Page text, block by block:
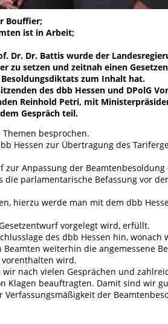
Bouffier;
ist in Arbeit;
Dr. Dr. Battis wurde der
zu setzen und zeitnah einen
zum Inhalt hat.
des dbb Hessen und DPolG
Reinhold Petri, mit
Gespräch teil.
besprochen.
Hessen zur Übertragung des
Anpassung der
parlamentarische Befassung vor
hierzu werde man mit dem dbb
vorgelegt wird, erfüllt.
des dbb Hessen hin, wonach
weiterhin die angemessene
vorenthalten wird.
nach vielen Gesprächen und
Klagen beauftragten. Damit sind wir
der